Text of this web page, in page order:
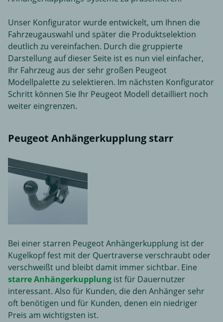
Unser Konfigurator wurde entwickelt, um Ihnen die
Fahrzeugauswahl und später die Produktselektion
deutlich zu vereinfachen. Durch die gruppierte
Darstellung auf dieser Seite ist es nun viel einfacher,
Ihr Fahrzeug aus der sehr großen Peugeot
Modellpalette zu selektieren. Im nächsten Konfigurator
Schritt können Sie Ihr Peugeot Modell detailliert noch
weiter eingrenzen.
Peugeot Anhängerkupplung starr
Bei einer starren Peugeot Anhängerkupplung ist der
Kugelkopf fest mit der Quertraverse verschraubt oder
verschweißt und bleibt damit immer sichtbar. Eine
starre Anhängerkupplung ist für Dauernutzer
interessant. Also für Kunden, die den Anhänger sehr
oft benötigen und für Kunden, denen ein niedriger
Preis am wichtigsten ist.